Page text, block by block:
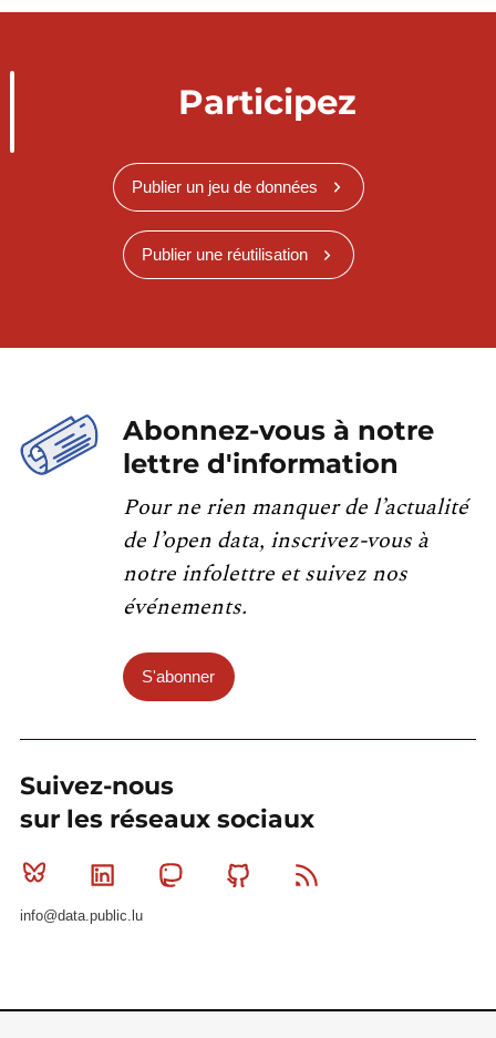
Participez
Publier un jeu de données
Publier une réutilisation
Abonnez-vous à notre
lettre d'information
Pour ne rien manquer de l’actualité
de l’open data, inscrivez-vous à
notre infolettre et suivez nos
événements.
S'abonner
Suivez-nous
sur les réseaux sociaux
Bluesky Linkedin MastodonGithub
info@data.public.lu